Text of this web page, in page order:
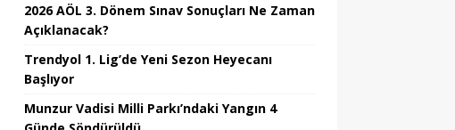
2026 AÖL 3. Dönem Sınav Sonuçları Ne Zaman
Açıklanacak?
Trendyol 1. Lig’de Yeni Sezon Heyecanı
Başlıyor
Munzur Vadisi Milli Parkı’ndaki Yangın 4